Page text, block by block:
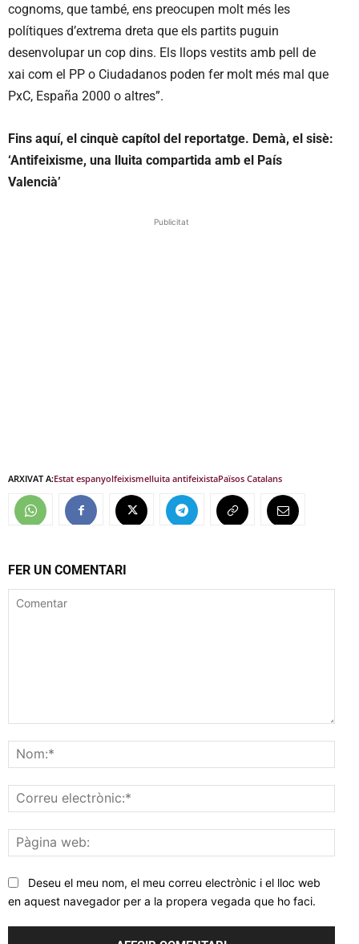
cognoms, que també, ens preocupen molt més les
polítiques d’extrema dreta que els partits puguin
desenvolupar un cop dins. Els llops vestits amb pell de
xai com el PP o Ciudadanos poden fer molt més mal que
PxC, España 2000 o altres”.
Fins aquí, el cinquè capítol del reportatge. Demà, el sisè:
‘Antifeixisme, una lluita compartida amb el País
Valencià’
Publicitat
ARXIVAT A:Estat espanyolfeixismelluita antifeixistaPaïsos Catalans
FER UN COMENTARI
web:
Deseu el meu nom, el meu correu electrònic i el lloc web
en aquest navegador per a la propera vegada que ho faci.